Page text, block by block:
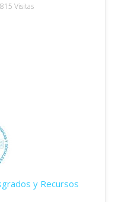
815 Visitas
y Recursos